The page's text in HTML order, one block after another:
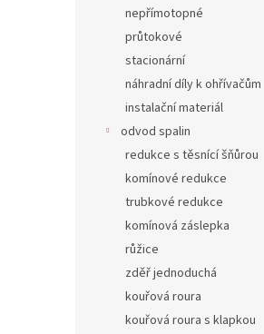
nepřímotopné
průtokové
stacionární
náhradní díly k ohřívačům
instalační materiál
odvod spalin
redukce s těsnící šňůrou
komínové redukce
trubkové redukce
komínová záslepka
růžice
zděř jednoduchá
kouřová roura
kouřová roura s klapkou